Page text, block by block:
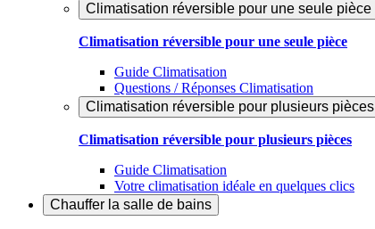
Climatisation réversible pour une seule pièce
Climatisation réversible pour une seule pièce
Guide Climatisation
Questions / Réponses Climatisation
Climatisation réversible pour plusieurs pièces
Climatisation réversible pour plusieurs pièces
Guide Climatisation
Votre climatisation idéale en quelques clics
Chauffer la salle de bains